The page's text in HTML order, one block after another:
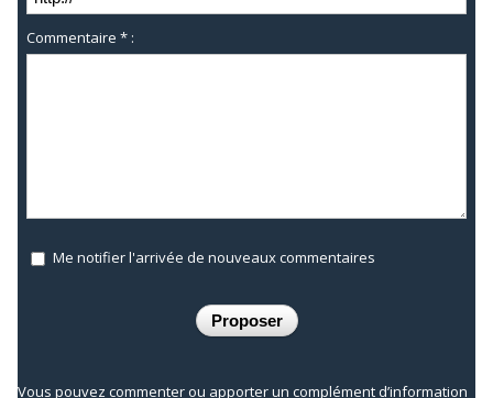
Commentaire * :
Me notifier l'arrivée de nouveaux commentaires
Vous pouvez commenter ou apporter un complément d’information